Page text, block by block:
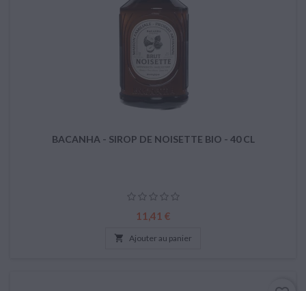
BACANHA - SIROP DE NOISETTE BIO - 40 CL
Prix
11,41 €
 Ajouter au panier